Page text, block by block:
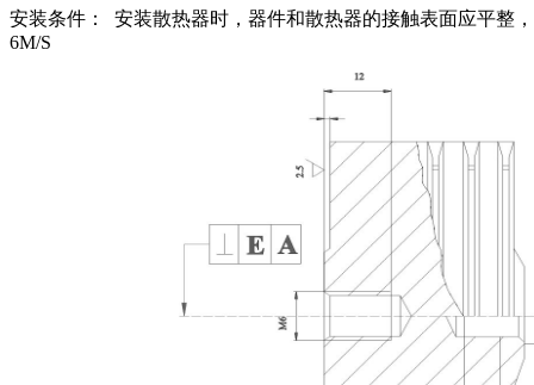
安装条件： 安装散热器时，器件和散热器的接触表面应平整
6M/S